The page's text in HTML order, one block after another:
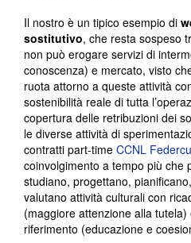
Il nostro è un tipico esempio di
sostitutivo, che resta sospeso
non può erogare servizi di
conoscenza) e mercato, visto
ruota attorno a queste attività
sostenibilità reale di tutta
copertura delle retribuzioni dei
le diverse attività di
contratti part-time CCNL
coinvolgimento a tempo più che
studiano, progettano,
valutano attività culturali con
(maggiore attenzione alla
riferimento (educazione e